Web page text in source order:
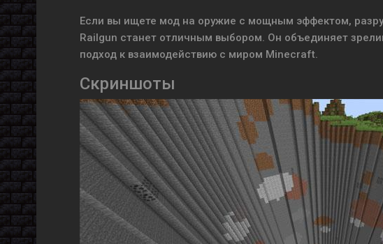
Если вы ищете мод на оружие с мощным эффектом,
Railgun станет отличным выбором. Он объединяет
подход к взаимодействию с миром Minecraft.
Скриншоты